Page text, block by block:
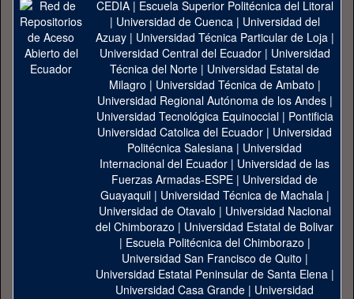
CEDIA| Escuela Superior Politécnica del Litoral
| Universidad de Cuenca| Universidad del
Azuay| Universidad Técnica Particular de Loja|
Universidad Central del Ecuador| Universidad
Técnica del Norte | Universidad Estatal de
Milagro | Universidad Técnica de Ambato |
Universidad Regional Autónoma de los Andes|
Universidad Tecnológica Equinoccial| Pontificia
Universidad Catolica del Ecuador | Universidad
Politécnica Salesiana | Universidad
Internacional del Ecuador | Universidad de las
Fuerzas Armadas-ESPE | Universidad de
Guayaquil| Universidad Técnica de Machala|
Universidad de Otavalo | Universidad Nacional
del Chimborazo | Universidad Estatal de Bolivar
| Escuela Politécnica del Chimborazo |
Universidad San Francisco de Quito |
Universidad Estatal Peninsular de Santa Elena|
Universidad Casa Grande | Universidad